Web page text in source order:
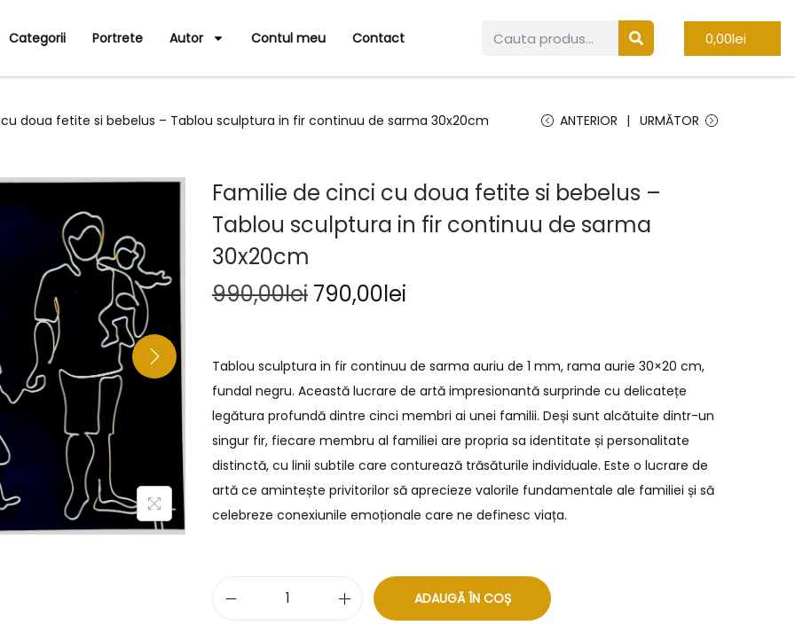
Categorii Portrete Autor Contul meu Contact 0,00lei
doua fetite si bebelus – Tablou sculptura in fir continuu de sarma 30x20cm ANTERIOR URMĂTOR
Familie de cinci cu doua fetite si bebelus –
Tablou sculptura in fir continuu de sarma
30x20cm
990,00lei 790,00lei
Tablou sculptura in fir continuu de sarma auriu de 1 mm, rama aurie 30×20 cm,
fundal negru. Această lucrare de artă impresionantă surprinde cu delicatețe
legătura profundă dintre cinci membri ai unei familii. Deși sunt alcătuite dintr-un
singur fir, fiecare membru al familiei are propria sa identitate și personalitate
distinctă, cu linii subtile care conturează trăsăturile individuale. Este o lucrare de
artă ce amintește privitorilor să aprecieze valorile fundamentale ale familiei și să
celebreze conexiunile emoționale care ne definesc viața.
ADAUGĂ ÎN COȘ